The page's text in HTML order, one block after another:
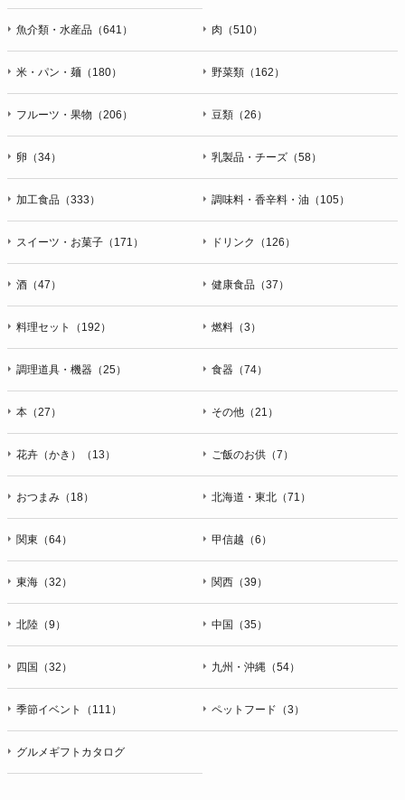
魚介類・水産品（641） 肉（510）
米・パン・麺（180） 野菜類（162）
フルーツ・果物（206） 豆類（26）
卵（34） 乳製品・チーズ（58）
加工食品（333） 調味料・香辛料・油（105）
スイーツ・お菓子（171） ドリンク（126）
酒（47） 健康食品（37）
料理セット（192） 燃料（3）
調理道具・機器（25） 食器（74）
本（27） その他（21）
花卉（かき）（13） ご飯のお供（7）
おつまみ（18） 北海道・東北（71）
関東（64） 甲信越（6）
東海（32） 関西（39）
北陸（9） 中国（35）
四国（32） 九州・沖縄（54）
季節イベント（111） ペットフード（3）
グルメギフトカタログ